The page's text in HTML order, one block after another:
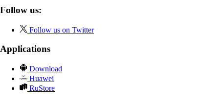
Follow us:
Follow us on Twitter
Applications
Download
Huawei
RuStore